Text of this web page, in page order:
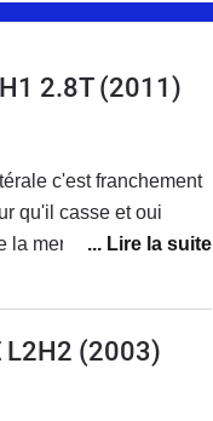
2.8T(2011)
c'est franchement
qu'il casse et oui
la merde pour faire
ergot en
Renault...Du
de maintien
L2H2 (2003)